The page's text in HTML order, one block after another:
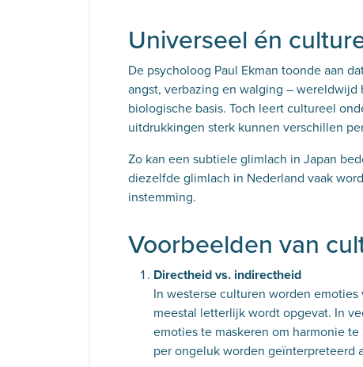
Universeel én
De psycholoog Paul Ekman toonde aan
angst, verbazing en walging –
biologische basis. Toch leert cultureel
uitdrukkingen sterk kunnen verschillen
Zo kan een subtiele glimlach in Japan
diezelfde glimlach in Nederland vaak
instemming.
Voorbeelden van
Directheid vs. indirectheid
In westerse culturen worden
meestal letterlijk wordt opgevat. In
emoties te maskeren om harmonie
per ongeluk worden geïnterpreteerd